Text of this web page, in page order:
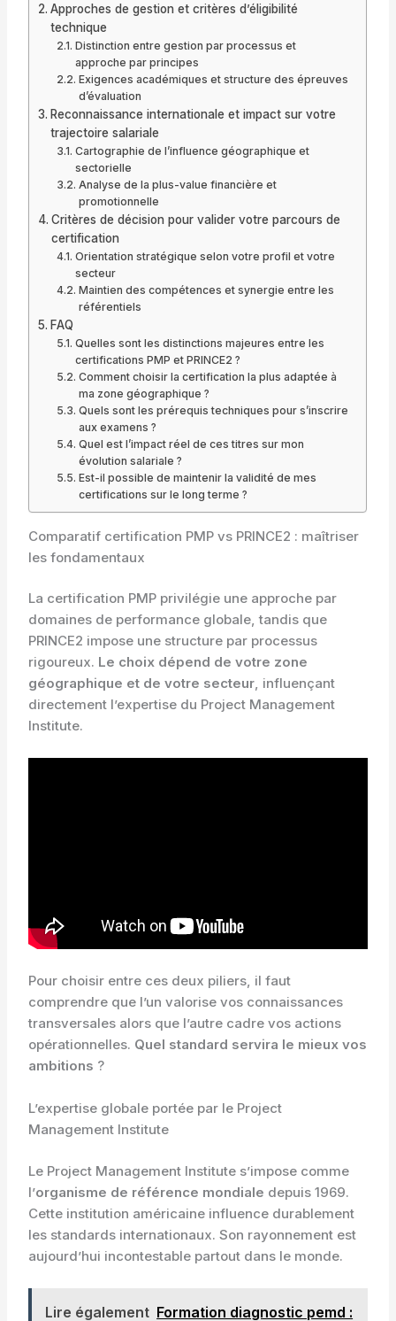
Approches de gestion et critères d’éligibilité
technique
Distinction entre gestion par processus et
approche par principes
Exigences académiques et structure des épreuves
d’évaluation
Reconnaissance internationale et impact sur votre
trajectoire salariale
Cartographie de l’influence géographique et
sectorielle
Analyse de la plus-value financière et
promotionnelle
Critères de décision pour valider votre parcours de
certification
Orientation stratégique selon votre profil et votre
secteur
Maintien des compétences et synergie entre les
référentiels
FAQ
Quelles sont les distinctions majeures entre les
certifications PMP et PRINCE2 ?
Comment choisir la certification la plus adaptée à
ma zone géographique ?
Quels sont les prérequis techniques pour s’inscrire
aux examens ?
Quel est l’impact réel de ces titres sur mon
évolution salariale ?
Est-il possible de maintenir la validité de mes
certifications sur le long terme ?
Comparatif certification PMP vs PRINCE2 : maîtriser
les fondamentaux
La certification PMP privilégie une approche par
domaines de performance globale, tandis que
PRINCE2 impose une structure par processus
rigoureux. Le choix dépend de votre zone
géographique et de votre secteur, influençant
directement l’expertise du Project Management
Institute.
Pour choisir entre ces deux piliers, il faut
comprendre que l’un valorise vos connaissances
transversales alors que l’autre cadre vos actions
opérationnelles. Quel standard servira le mieux vos
ambitions ?
L’expertise globale portée par le Project
Management Institute
Le Project Management Institute s’impose comme
l’organisme de référence mondiale depuis 1969.
Cette institution américaine influence durablement
les standards internationaux. Son rayonnement est
aujourd’hui incontestable partout dans le monde.
Lire également Formation diagnostic pemd :